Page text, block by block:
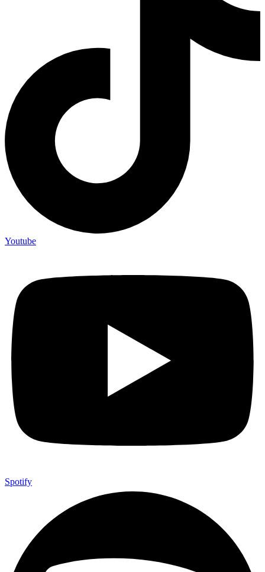
Youtube
Spotify